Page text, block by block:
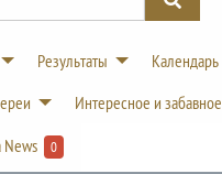
Результаты
Календарь
Интересное и забавное
News 0